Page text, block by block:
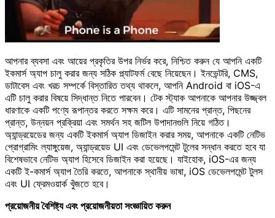
আপনার ব্যবসা এবং আয়ের প্রকৃতির উপর নির্ভর করে, নিশ্চিত করুন যে আপনি একটি
ইকমার্স অ্যাপ চালু করার জন্য সঠিক প্ল্যাটফর্ম বেছে নিয়েছেন। ইনভেন্টরি, CMS,
ডাটাবেস এবং খরচ সম্পর্কে বিস্তারিত তথ্য থাকলে, আপনি Android বা iOS-এ
এটি চালু করার বিষয়ে সিদ্ধান্ত নিতে পারবেন। টেক স্ট্যাক আপনাকে আপনার উজ্জ্বল
ধারণাকে একটি পণ্যে রূপান্তর করতে সক্ষম করে। এটি সামনের প্রান্ত, পিছনের
প্রান্ত, উন্নয়ন প্রক্রিয়া এবং সমর্থন সহ জটিল উপাদানগুলি নিয়ে গঠিত।
অ্যান্ড্রয়েডের জন্য একটি ইকমার্স অ্যাপ ডিজাইন করার সময়, আপনাকে একটি নেটিভ
প্রোগ্রামিং ল্যাঙ্গুয়েজ, অ্যান্ড্রয়েড UI এবং ডেভেলপমেন্ট টুলের সন্ধান করতে হবে যা
বিশেষভাবে নেটিভ অ্যাপ হিসেবে ডিজাইন করা হয়েছে। যাইহোক, iOS-এর জন্য
একটি ই-কমার্স অ্যাপ তৈরি করতে, আপনাকে স্থানীয় ভাষা, iOS ডেভেলপমেন্ট টুলস
এবং UI ফ্রেমওয়ার্ক খুঁজতে হবে।
প্রয়োজনীয় বৈশিষ্ট্য এবং প্রয়োজনীয়তা সংজ্ঞায়িত করুন